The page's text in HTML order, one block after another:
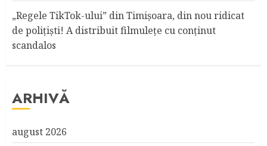
„Regele TikTok-ului” din Timişoara, din nou ridicat
de poliţişti! A distribuit filmuleţe cu conţinut
scandalos
ARHIVĂ
august 2026